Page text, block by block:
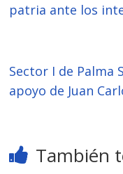
patria ante los
Sector I de Palma
apoyo de Juan
También